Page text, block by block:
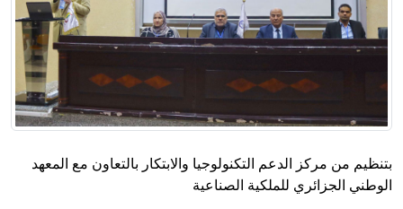
بتنظيم من مركز الدعم التكنولوجيا والابتكار بالتعاون مع المعهد
الوطني الجزائري للملكية الصناعية